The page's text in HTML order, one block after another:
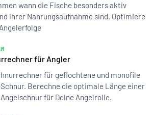
wann die Fische besonders aktiv
ihrer Nahrungsaufnahme sind. Optimiere
für Angler
für geflochtene und monofile
Berechne die optimale Länge einer
für Deine Angelrolle.